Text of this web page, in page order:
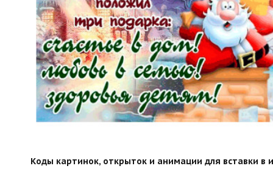
Коды картинок, открыток и анимации для вставки в